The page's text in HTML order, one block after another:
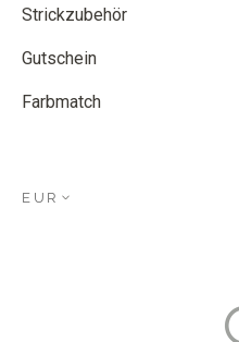
Strickzubehör
Gutschein
Farbmatch
EUR